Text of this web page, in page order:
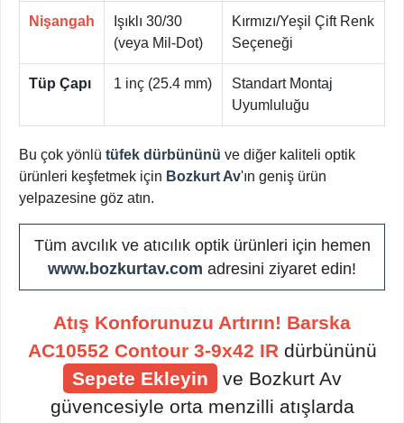
Nişangah
Işıklı 30/30
(veya Mil-Dot)
Kırmızı/Yeşil Çift Renk
Seçeneği
Tüp Çapı 1 inç (25.4 mm)
Standart Montaj
Uyumluluğu
Bu çok yönlü tüfek dürbününü ve diğer kaliteli optik
ürünleri keşfetmek için Bozkurt Av'ın geniş ürün
yelpazesine göz atın.
Tüm avcılık ve atıcılık optik ürünleri için hemen
www.bozkurtav.com adresini ziyaret edin!
Atış Konforunuzu Artırın! Barska
AC10552 Contour 3-9x42 IR dürbününü
Sepete Ekleyin
ve Bozkurt Av
güvencesiyle orta menzilli atışlarda